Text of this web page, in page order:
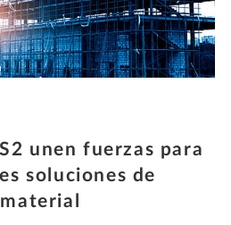
unen fuerzas para
soluciones de